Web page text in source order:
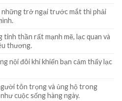
những trở ngại trước mắt thì phải
tinh thần rất mạnh mẽ, lạc quan và
thương.
nội đôi khi khiến bạn cảm thấy lạc
tôn trọng và ủng hộ trong
cuộc sống hàng ngày.